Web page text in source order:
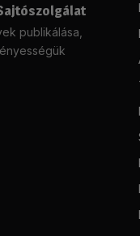
publikálása,